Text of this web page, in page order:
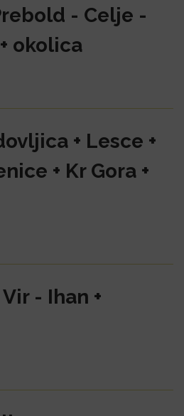
- Celje -
okolica
+ Lesce +
+ Kr Gora +
- Ihan +